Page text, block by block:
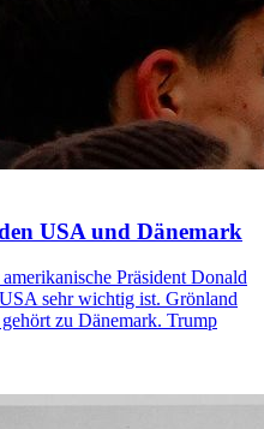
USA und Dänemark
Präsident Donald
sehr wichtig ist. Grönland
zu Dänemark. Trump